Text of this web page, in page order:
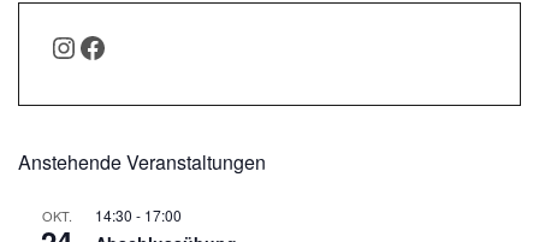
INSTAGRAM
FACEBOOK
Anstehende Veranstaltungen
OKT. 14:30 - 17:00